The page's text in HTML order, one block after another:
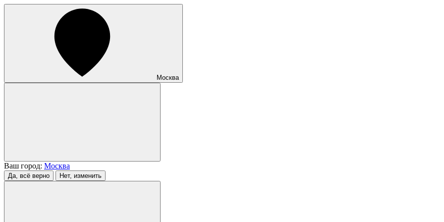
Москва
Ваш город: Москва
Да, всё верно Нет, изменить